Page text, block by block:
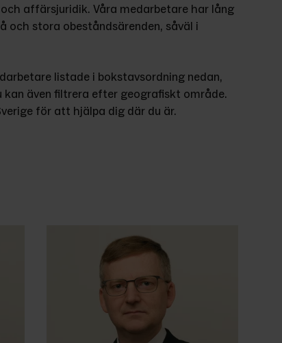
affärsjuridik. Våra medarbetare har lång
och stora obeståndsärenden, såväl i
listade i bokstavsordning nedan,
även filtrera efter geografiskt område.
för att hjälpa dig där du är.